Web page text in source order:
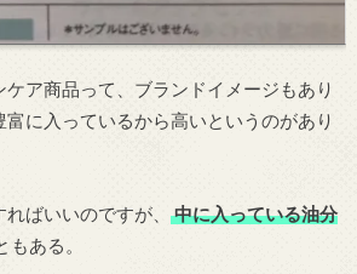
ア商品って、ブランドイメージもあり
富に入っているから高いというのがあり
ばいいのですが、
中に入っている油分
もある。